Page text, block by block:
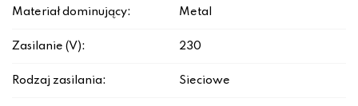
Materiał dominujący: Metal
Zasilanie (V): 230
Rodzaj zasilania: Sieciowe